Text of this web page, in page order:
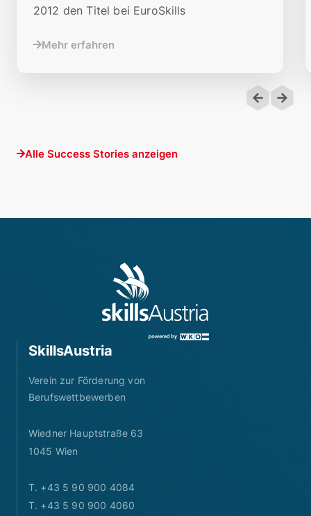
2012 den Titel bei EuroSkills
Mehr erfahren
Alle Success Stories anzeigen
SkillsAustria
Verein zur Förderung von
Berufswettbewerben
Wiedner Hauptstraße 63
1045 Wien
T. +43 5 90 900 4084
T. +43 5 90 900 4060